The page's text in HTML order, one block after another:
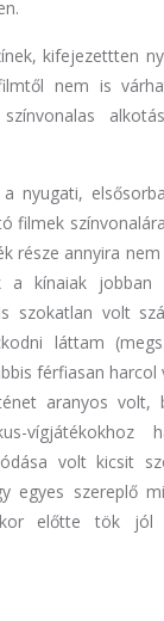
kifejezettten
nem is
nyugati,
filmek
része annyira
a kínaiak jobban
szokatlan volt
láttam
férfiasan harcol
aranyos volt,
vígjátékokhoz
volt kicsit
egyes szereplő
előtte tök jól